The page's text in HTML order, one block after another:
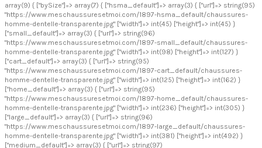
array(9) { ["bySize"]=> array(7) { ["hsma_default"]=> array(3) { ["url"]=> string(95)
"https://www.meschaussuresetmoi.com/1897-hsma_default/chaussures-
homme-dentelle-transparente.jpg" ["width"]=> int(45) ["height"]=> int(45) }
["small_default"]=> array(3) { ["url"]=> string(96)
"https://www.meschaussuresetmoi.com/1897-small_default/chaussures-
homme-dentelle-transparente.jpg" ["width"]=> int(98) ["height"]=> int(127) }
["cart_default"]=> array(3) { ["url"]=> string(95)
"https://www.meschaussuresetmoi.com/1897-cart_default/chaussures-
homme-dentelle-transparente.jpg" ["width"]=> int(125) ["height"]=> int(162) }
["home_default"]=> array(3) { ["url"]=> string(95)
"https://www.meschaussuresetmoi.com/1897-home_default/chaussures-
homme-dentelle-transparente.jpg" ["width"]=> int(236) ["height"]=> int(305) }
["large_default"]=> array(3) { ["url"]=> string(96)
"https://www.meschaussuresetmoi.com/1897-large_default/chaussures-
homme-dentelle-transparente.jpg" ["width"]=> int(381) ["height"]=> int(492) }
["medium_default"]=> array(3) { ["url"]=> string(97)